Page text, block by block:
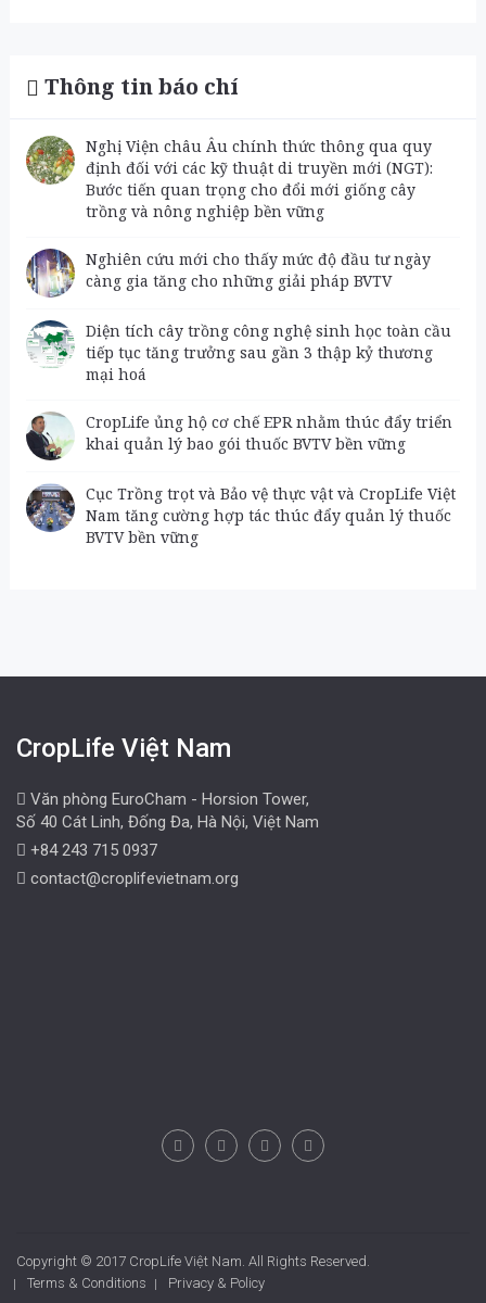
Thông tin báo chí
Nghị Viện châu Âu chính thức thông qua quy
định đối với các kỹ thuật di truyền mới (NGT):
Bước tiến quan trọng cho đổi mới giống cây
trồng và nông nghiệp bền vững
Nghiên cứu mới cho thấy mức độ đầu tư ngày
càng gia tăng cho những giải pháp BVTV
Diện tích cây trồng công nghệ sinh học toàn cầu
tiếp tục tăng trưởng sau gần 3 thập kỷ thương
mại hoá
CropLife ủng hộ cơ chế EPR nhằm thúc đẩy triển
khai quản lý bao gói thuốc BVTV bền vững
Cục Trồng trọt và Bảo vệ thực vật và CropLife Việt
Nam tăng cường hợp tác thúc đẩy quản lý thuốc
BVTV bền vững
CropLife Việt Nam
Văn phòng EuroCham - Horsion Tower,
Số 40 Cát Linh, Đống Đa, Hà Nội, Việt Nam
+84 243 715 0937
contact@croplifevietnam.org
Copyright © 2017 CropLife Việt Nam. All Rights Reserved.
Terms & Conditions
Privacy & Policy